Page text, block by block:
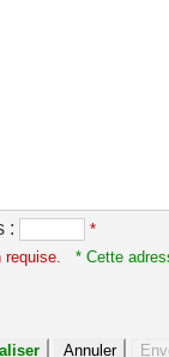
:
*
requise.
* Cette